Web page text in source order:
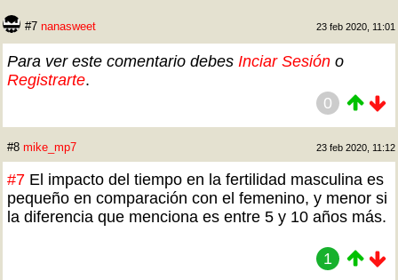
#7 nanasweet 23 feb 2020, 11:01
Para ver este comentario debes Inciar Sesión o
Registrarte.
0
#8 mike_mp7 23 feb 2020, 11:12
#7 El impacto del tiempo en la fertilidad masculina es
pequeño en comparación con el femenino, y menor si
la diferencia que menciona es entre 5 y 10 años más.
1